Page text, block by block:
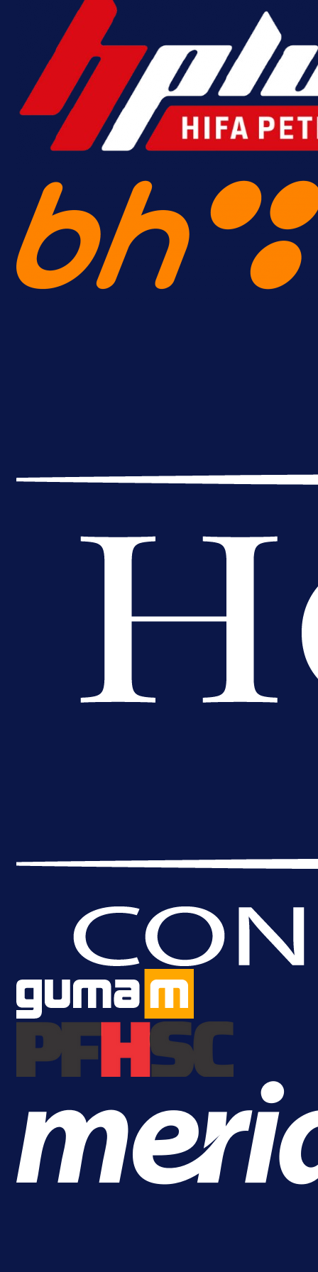
MrBit: Isprati kvalifikacije za
evropska takmičenja i preuzmi
bonus dobrodošlice!
8 h 27 min
A Selekcija
Lukić seli u Bundesligu? Dva
njemačka kluba krenula po bh.
reprezentativca!
1 dan 7 h